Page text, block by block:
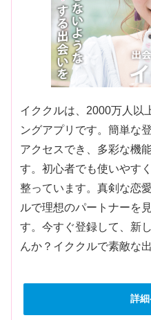
イククルは、2000万人以
ングアプリです。簡単な
アクセスでき、多彩な機
す。初心者でも使いやす
整っています。真剣な恋
ルで理想のパートナーを
す。今すぐ登録して、新
んか？イククルで素敵な
詳